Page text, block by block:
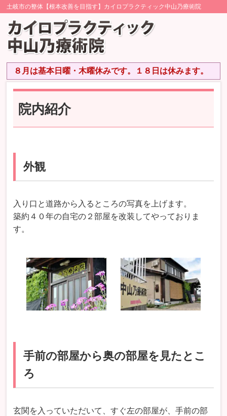
土岐市の整体【根本改善を目指す】カイロプラクティック中山乃療術院
８月は基本日曜・木曜休みです。１８日は休みます。
院内紹介
外観
入り口と道路から入るところの写真を上げます。
築約４０年の自宅の２部屋を改装してやっておりま
す。
手前の部屋から奥の部屋を見たとこ
ろ
玄関を入っていただいて、すぐ左の部屋が、手前の部